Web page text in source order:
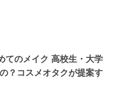
てのメイク 高校生・大学
？コスメオタクが提案す